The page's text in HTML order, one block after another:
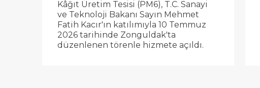
Kâğıt Üretim Tesisi (PM6), T.C. Sanayi
ve Teknoloji Bakanı Sayın Mehmet
Fatih Kacır'ın katılımıyla 10 Temmuz
2026 tarihinde Zonguldak'ta
düzenlenen törenle hizmete açıldı.